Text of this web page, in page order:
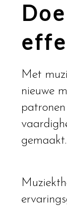
Met
nieuwe
gemaakt.